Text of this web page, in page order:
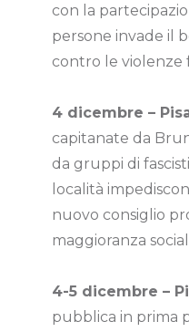
con la
persone invade il
contro le violenze
4 dicembre –
capitanate da
da gruppi di
località
nuovo consiglio
maggioranza
4-5 dicembre –
pubblica in prima